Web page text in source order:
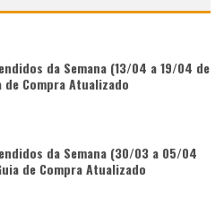
da Semana (13/04 a 19/04 de
de Compra Atualizado
da Semana (30/03 a 05/04
de Compra Atualizado